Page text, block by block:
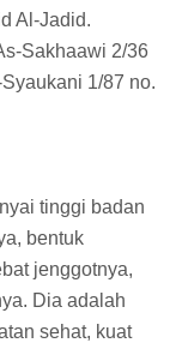
Al-Jadid.
Sakhaawi 2/36
1/87 no.
tinggi badan
bentuk
jenggotnya,
Dia adalah
sehat, kuat